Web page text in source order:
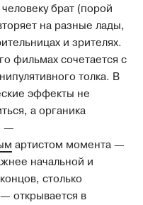
брат (порой
на разные лады,
и зрителях.
фильмах сочетается с
толка. В
эффекты не
а органика
—
артистом момента —
начальной и
столько
открывается в